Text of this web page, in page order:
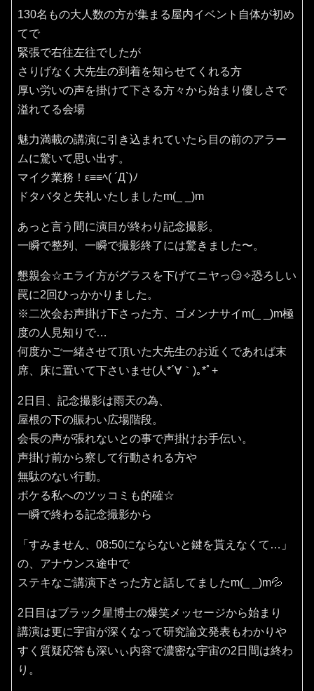
130名もの大人数の方が集まる屋内イベント自体が初め
てで
緊張で右往左往でしたが
さりげなく大先生の到着を知らせてくれる方
厚い労いの声を掛けて下さる方々から始まり優しさで
溢れてる会場
魅力満載の講演に引き込まれていたら目の前のアラー
ムに驚いて思い出す。
マイク業務！ε≡≡ﾍ( ´Д`)ﾉ
ドタバタと失礼いたしましたm(_ _)m
あっと言う間に演目が終わり記念撮影。
一瞬で整列、一瞬で撮影終了には驚きました〜。
懇親会☆エライ方がグラスを下げてニヤっ😏✧恐ろしい
罠に2回ひっかかりました。
※二次会お声掛け下さった方、ゴメンナサイm(_ _)m極
度の人見知りで…
何度かご一緒させて頂いた大先生のお近くであれば末
席、床に置いて下さいませ(⁠人⁠*⁠´⁠∀⁠｀⁠)⁠｡⁠*ﾟ⁠+
2日目、記念撮影は雨天の為、
屋根の下の賑わい広場階段。
会長の声が張れないとの事で声掛けお手伝い。
声掛け前から察して行動される方や
無駄のない行動。
ボケる私へのツッコミも的確☆
一瞬で終わる記念撮影から
「すみません、08:50にならないと鍵を貰えなくて…」
の、アナウンス途中で
ステキなご講演下さった方と話してましたm(_ _)m💦
2日目はブラック星博士の爆笑メッセージから始まり
講演は更に宇宙が深くなって研究論文発表もわかりや
すく質疑応答も深いぃ内容で濃密な宇宙の2日間は終わ
り。